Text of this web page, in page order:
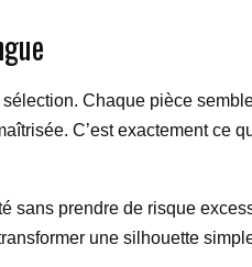
Chaque pièce
C’est exactement ce
sans prendre de risque
une silhouette